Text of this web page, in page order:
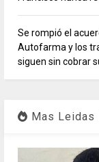
Se rompió el
Autofarma y los
siguen sin cobrar
Mas Leidas